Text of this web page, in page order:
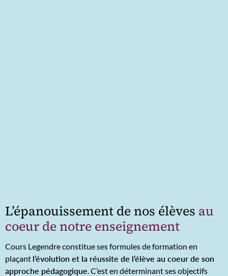
L’épanouissement de nos élèves au
coeur de notre enseignement
Cours Legendre constitue ses formules de formation en
plaçant l’évolution et la réussite de l’élève au coeur de son
approche pédagogique . C’est en déterminant ses objectifs